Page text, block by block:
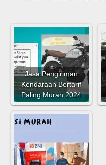
Jasa Pengiriman
Kendaraan Bertarif
Paling Murah 2024